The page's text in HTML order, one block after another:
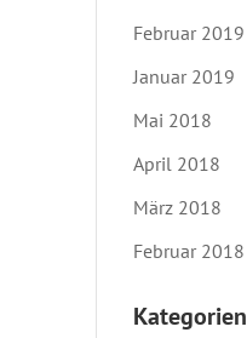
Februar 2019
Januar 2019
Mai 2018
April 2018
März 2018
Februar 2018
Kategorien